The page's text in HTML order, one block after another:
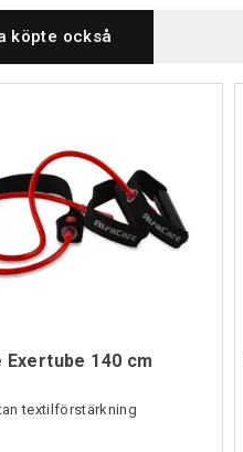
köpte också
140 cm
textilförstärkning